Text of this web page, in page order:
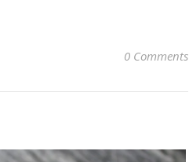
0 Comments